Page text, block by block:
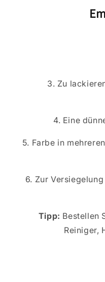
3. Zu
4. Eine
5. Farbe in
6. Zur
Tipp: Bestellen
Reiniger,